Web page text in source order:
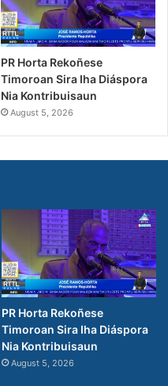
PR Horta Rekoñese
Timoroan Sira Iha Diáspora
Nia Kontribuisaun
August 5, 2026
PR Horta Rekoñese
Timoroan Sira Iha Diáspora
Nia Kontribuisaun
August 5, 2026